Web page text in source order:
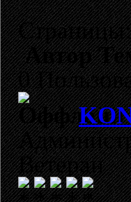
Автор
0
Ветеран